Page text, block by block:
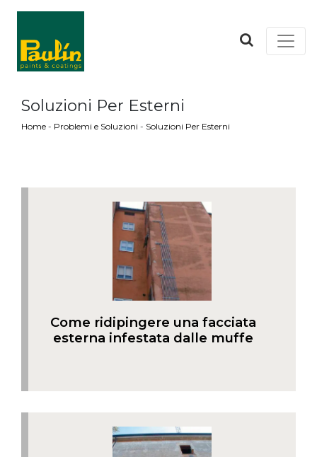
Soluzioni Per Esterni
Home - Problemi e Soluzioni - Soluzioni Per Esterni
Come ridipingere una facciata
esterna infestata dalle muffe